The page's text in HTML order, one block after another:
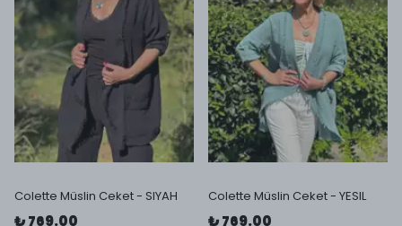
Colette Müslin Ceket - SIYAH
₺ 769.00
Colette Müslin Ceket - YESIL
₺ 769.00